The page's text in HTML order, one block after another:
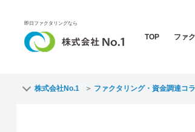
即日ファクタリングなら
TOP ファ
株式会社No.1 ファクタリング・資金調達コ